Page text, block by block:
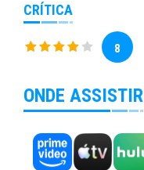
CRÍTICA
8
ONDE ASSISTIR